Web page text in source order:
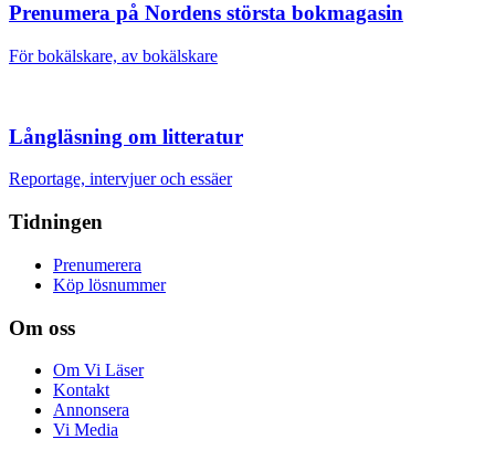
Prenumera på Nordens största bokmagasin
För bokälskare, av bokälskare
Långläsning om litteratur
Reportage, intervjuer och essäer
Tidningen
Prenumerera
Köp lösnummer
Om oss
Om Vi Läser
Kontakt
Annonsera
Vi Media